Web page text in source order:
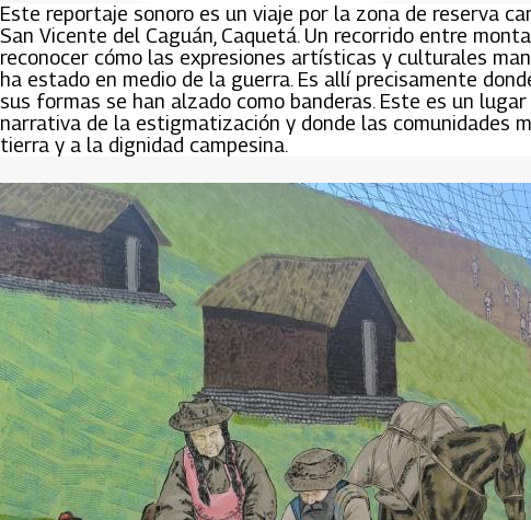
Este reportaje sonoro es un viaje por la zona de reserva
San Vicente del Caguán, Caquetá. Un recorrido entre
reconocer cómo las expresiones artísticas y culturales
ha estado en medio de la guerra. Es allí precisamente
sus formas se han alzado como banderas. Este es un
narrativa de la estigmatización y donde las comunidades
tierra y a la dignidad campesina.